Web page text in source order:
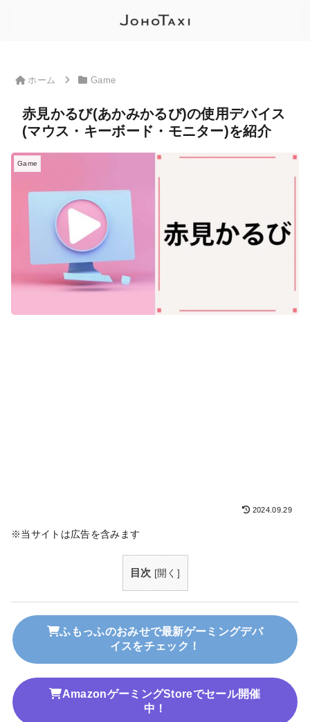
ホーム Game
赤見かるび(あかみかるび)の使用デバイス
(マウス・キーボード・モニター)を紹介
Game
2024.09.29
※当サイトは広告を含みます
目次 [開く ]
ふもっふのおみせで最新ゲーミングデバ
イスをチェック！
AmazonゲーミングStoreでセール開催
中！